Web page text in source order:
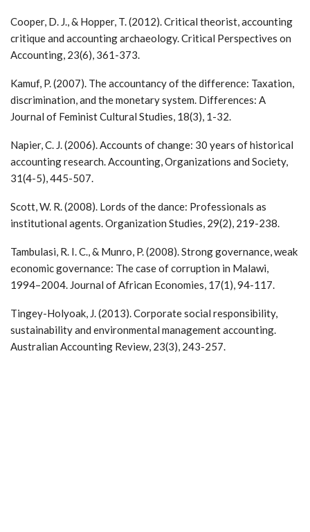
Cooper, D. J., & Hopper, T. (2012). Critical theorist, accounting
critique and accounting archaeology. Critical Perspectives on
Accounting, 23(6), 361-373.
Kamuf, P. (2007). The accountancy of the difference: Taxation,
discrimination, and the monetary system. Differences: A
Journal of Feminist Cultural Studies, 18(3), 1-32.
Napier, C. J. (2006). Accounts of change: 30 years of historical
accounting research. Accounting, Organizations and Society,
31(4-5), 445-507.
Scott, W. R. (2008). Lords of the dance: Professionals as
institutional agents. Organization Studies, 29(2), 219-238.
Tambulasi, R. I. C., & Munro, P. (2008). Strong governance, weak
economic governance: The case of corruption in Malawi,
1994–2004. Journal of African Economies, 17(1), 94-117.
Tingey-Holyoak, J. (2013). Corporate social responsibility,
sustainability and environmental management accounting.
Australian Accounting Review, 23(3), 243-257.